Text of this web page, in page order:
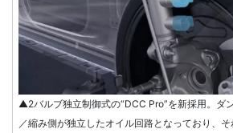
▲2バルブ独立制御式の“DCC Pro”を新採用。ダ
／縮み側が独立したオイル回路となっており、